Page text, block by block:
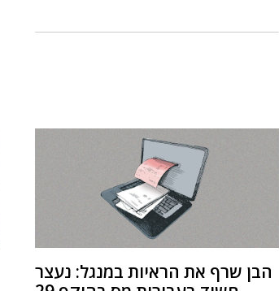
הבן שרף את הראיות במנגל: נעצר